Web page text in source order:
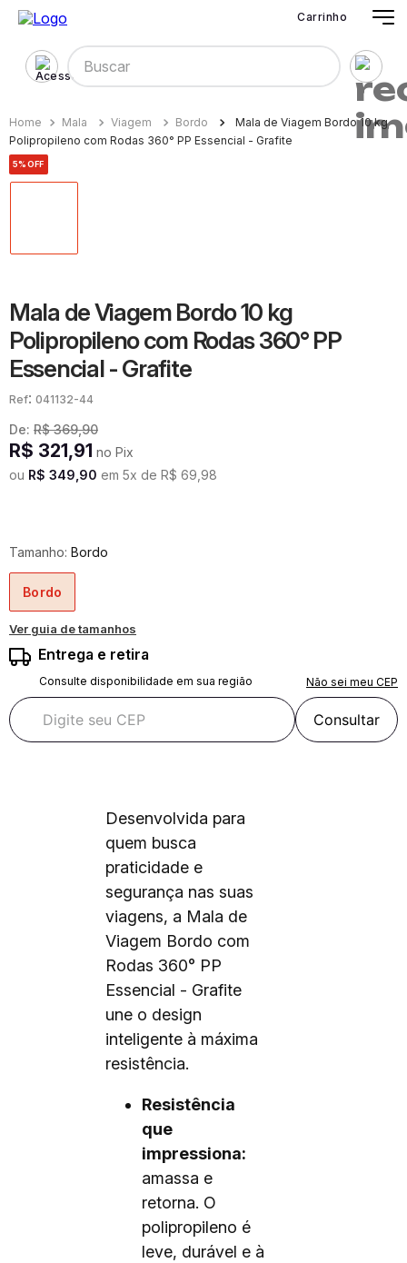
Carrinho
Buscar
Mala Viagem Bordo
Mala de Viagem Bordo 10 kg
Polipropileno com Rodas 360° PP Essencial - Grafite
5%OFF
Mala de Viagem Bordo 10 kg
Polipropileno com Rodas 360° PP
Essencial - Grafite
: 041132-44
De: R$ 369,90
R$ 321,91 no Pix
ou R$ 349 90 em 5x de R$ 69 98
Tamanho: Bordo
Bordo
Ver guia de tamanhos
Entrega e retira
Consulte disponibilidade em sua região Não sei meu CEP
Consultar
Desenvolvida para
quem busca
praticidade e
segurança nas suas
viagens, a Mala de
Viagem Bordo com
Rodas 360° PP
Essencial - Grafite
une o design
inteligente à máxima
resistência.
Resistência
que
impressiona:
amassa e
retorna. O
polipropileno é
leve, durável e à